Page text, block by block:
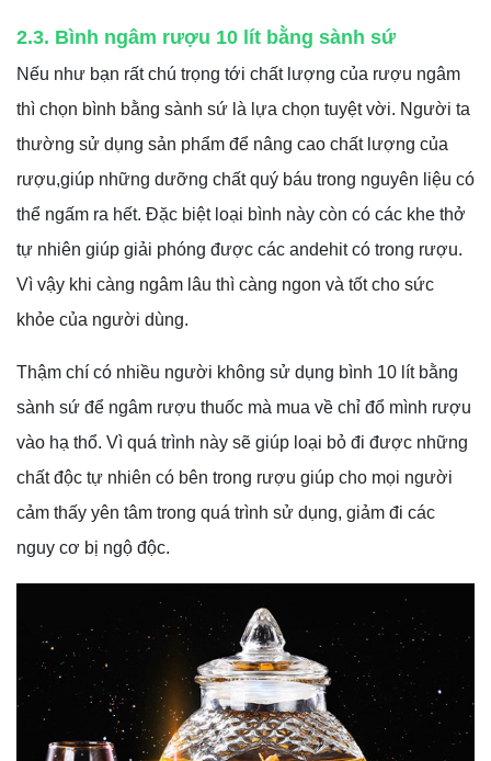
2.3. Bình ngâm rượu 10 lít bằng sành sứ
Nếu như bạn rất chú trọng tới chất lượng của rượu ngâm
thì chọn bình bằng sành sứ là lựa chọn tuyệt vời. Người ta
thường sử dụng sản phẩm để nâng cao chất lượng của
rượu,giúp những dưỡng chất quý báu trong nguyên liệu có
thể ngấm ra hết. Đặc biệt loại bình này còn có các khe thở
tự nhiên giúp giải phóng được các andehit có trong rượu.
Vì vậy khi càng ngâm lâu thì càng ngon và tốt cho sức
khỏe của người dùng.
Thậm chí có nhiều người không sử dụng bình 10 lít bằng
sành sứ để ngâm rượu thuốc mà mua về chỉ đổ mình rượu
vào hạ thổ. Vì quá trình này sẽ giúp loại bỏ đi được những
chất độc tự nhiên có bên trong rượu giúp cho mọi người
cảm thấy yên tâm trong quá trình sử dụng, giảm đi các
nguy cơ bị ngộ độc.